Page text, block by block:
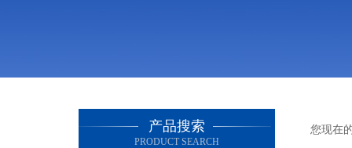
产品搜索
PRODUCT SEARCH
您现在